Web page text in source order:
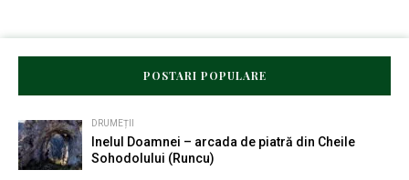
POSTARI POPULARE
DRUMEȚII
Inelul Doamnei – arcada de piatră din Cheile
Sohodolului (Runcu)